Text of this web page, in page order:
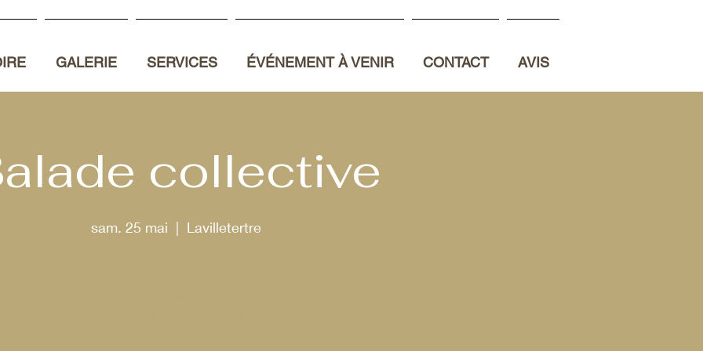
GALERIE SERVICES ÉVÉNEMENT À VENIR CONTACT AVIS
collective
sam. 25 mai
  |
Lavilletertre